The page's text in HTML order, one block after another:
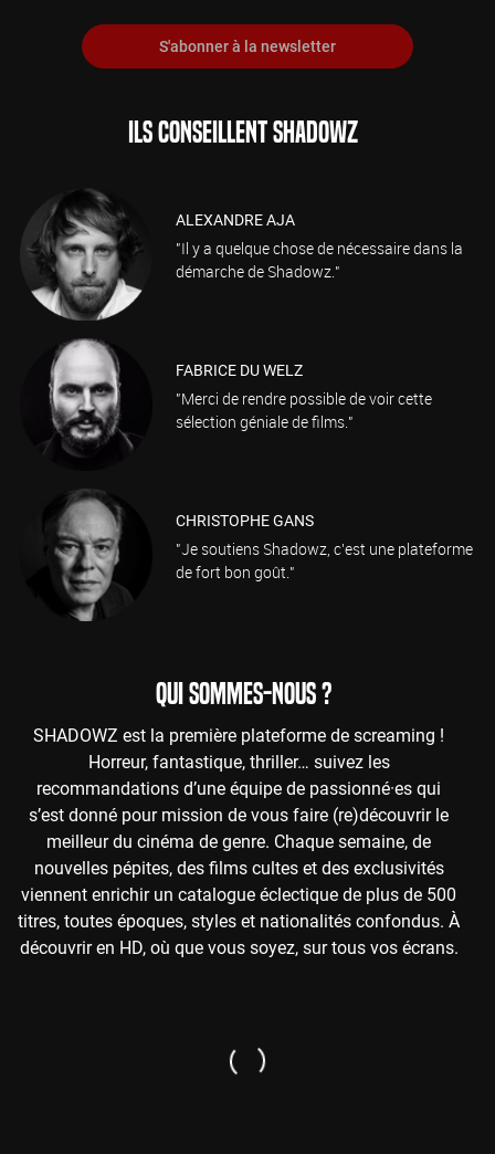
S'abonner à la newsletter
ILS CONSEILLENT SHADOWZ
ALEXANDRE AJA
"Il y a quelque chose de nécessaire dans la
démarche de Shadowz."
FABRICE DU WELZ
"Merci de rendre possible de voir cette
sélection géniale de films."
CHRISTOPHE GANS
"Je soutiens Shadowz, c'est une plateforme
de fort bon goût."
QUI SOMMES-NOUS ?
SHADOWZ est la première plateforme de screaming !
Horreur, fantastique, thriller… suivez les
recommandations d’une équipe de passionné·es qui
s’est donné pour mission de vous faire (re)découvrir le
meilleur du cinéma de genre. Chaque semaine, de
nouvelles pépites, des films cultes et des exclusivités
viennent enrichir un catalogue éclectique de plus de 500
titres, toutes époques, styles et nationalités confondus. À
découvrir en HD, où que vous soyez, sur tous vos écrans.